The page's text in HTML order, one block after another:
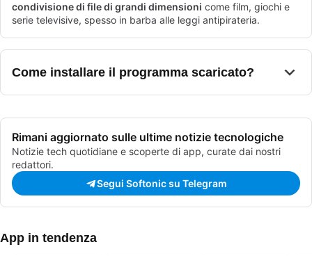
condivisione di file di grandi dimensioni come film, giochi e
serie televisive, spesso in barba alle leggi antipirateria.
Come installare il programma scaricato?
Rimani aggiornato sulle ultime notizie tecnologiche
Notizie tech quotidiane e scoperte di app, curate dai nostri
redattori.
Segui Softonic su Telegram
App in tendenza